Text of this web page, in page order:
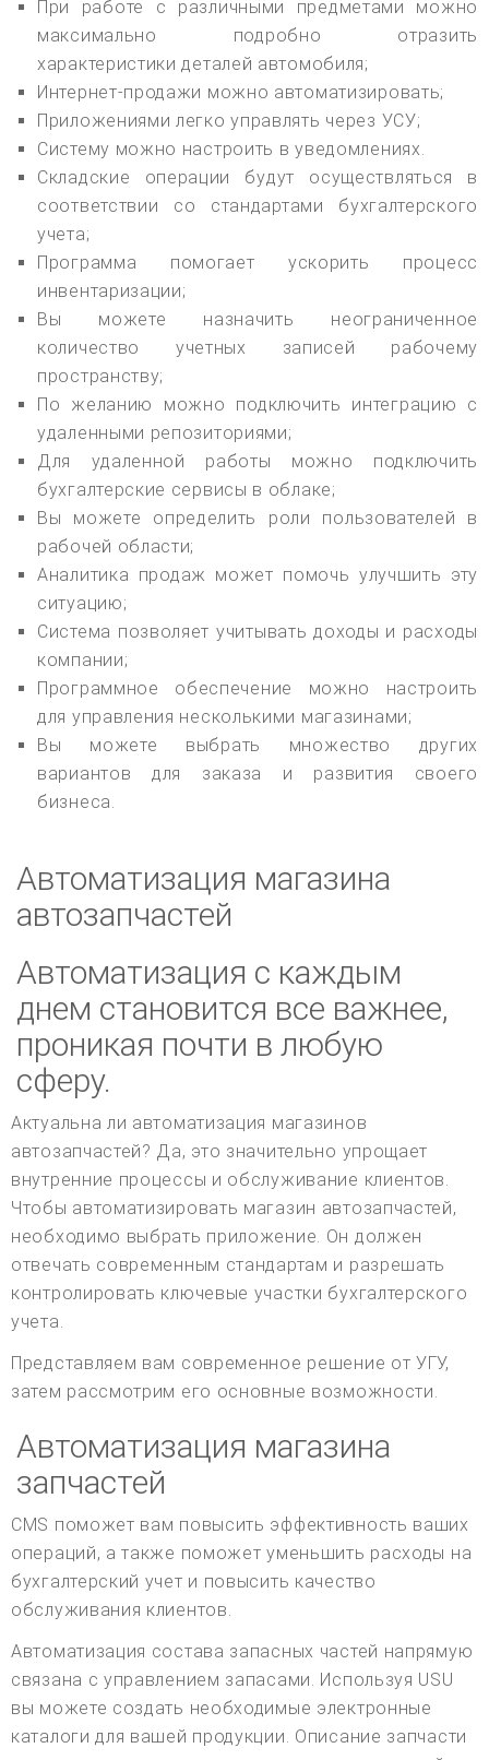
При работе с различными предметами можно
максимально подробно отразить
характеристики деталей автомобиля;
Интернет-продажи можно автоматизировать;
Приложениями легко управлять через УСУ;
Систему можно настроить в уведомлениях.
Складские операции будут осуществляться в
соответствии со стандартами бухгалтерского
учета;
Программа помогает ускорить процесс
инвентаризации;
Вы можете назначить неограниченное
количество учетных записей рабочему
пространству;
По желанию можно подключить интеграцию с
удаленными репозиториями;
Для удаленной работы можно подключить
бухгалтерские сервисы в облаке;
Вы можете определить роли пользователей в
рабочей области;
Аналитика продаж может помочь улучшить эту
ситуацию;
Система позволяет учитывать доходы и расходы
компании;
Программное обеспечение можно настроить
для управления несколькими магазинами;
Вы можете выбрать множество других
вариантов для заказа и развития своего
бизнеса.
Автоматизация магазина
автозапчастей
Автоматизация с каждым
днем становится все важнее,
проникая почти в любую
сферу.
Актуальна ли автоматизация магазинов
автозапчастей? Да, это значительно упрощает
внутренние процессы и обслуживание клиентов.
Чтобы автоматизировать магазин автозапчастей,
необходимо выбрать приложение. Он должен
отвечать современным стандартам и разрешать
контролировать ключевые участки бухгалтерского
учета.
Представляем вам современное решение от УГУ,
затем рассмотрим его основные возможности.
Автоматизация магазина
запчастей
CMS поможет вам повысить эффективность ваших
операций, а также поможет уменьшить расходы на
бухгалтерский учет и повысить качество
обслуживания клиентов.
Автоматизация состава запасных частей напрямую
связана с управлением запасами. Используя USU
вы можете создать необходимые электронные
каталоги для вашей продукции. Описание запчасти